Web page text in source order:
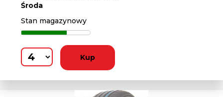
Środa
Stan magazynowy
Kup